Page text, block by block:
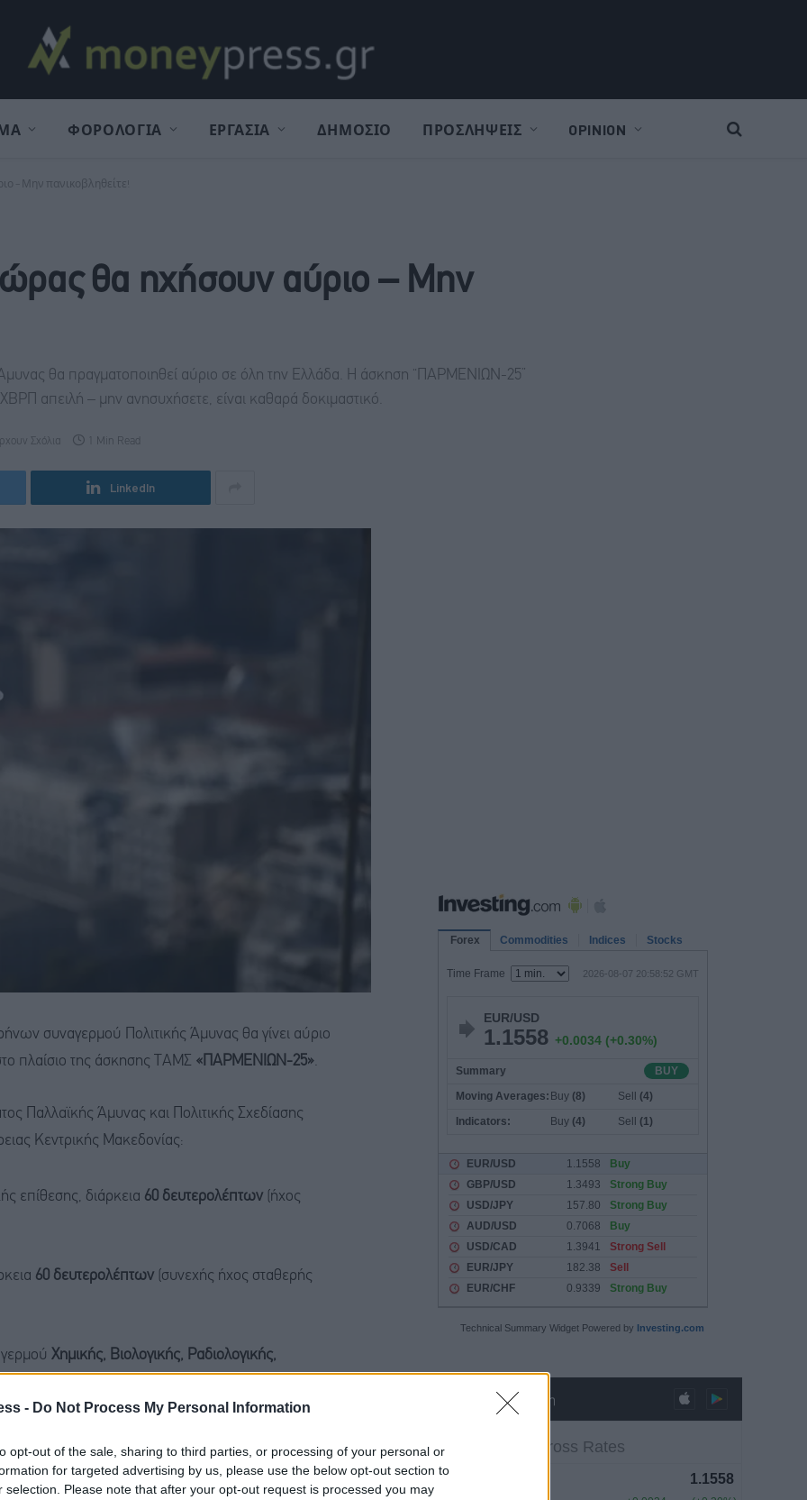
- Do Not Process My Personal Information
opt-out of the sale, sharing to third parties, or processing of your personal or
for targeted advertising by us, please use the below opt-out section to
selection. Please note that after your opt-out request is processed you may
ΦΟΡΟΛΟΓΙΑ ΕΡΓΑΣΙΑ ΔΗΜΟΣΙΟ ΠΡΟΣΛΗΨΕΙΣ OPINION
– Μην πανικοβληθείτε!
θα ηχήσουν αύριο – Μην
θα πραγματοποιηθεί αύριο σε όλη την Ελλάδα. Η άσκηση “ΠΑΡΜΕΝΙΩΝ-25”
απειλή – μην ανησυχήσετε, είναι καθαρά δοκιμαστικό.
Σχόλια 1 Min Read
LinkedIn
συναγερμού Πολιτικής Άμυνας θα γίνει αύριο
πλαίσιο της άσκησης ΤΑΜΣ «ΠΑΡΜΕΝΙΩΝ-25».
Παλλαϊκής Άμυνας και Πολιτικής Σχεδίασης
Κεντρικής Μακεδονίας:
επίθεσης, διάρκεια 60 δευτερολέπτων (ήχος
60 δευτερολέπτων (συνεχής ήχος σταθερής
Χημικής, Βιολογικής, Ραδιολογικής,
Technical Summary Widget Powered by Investing.com